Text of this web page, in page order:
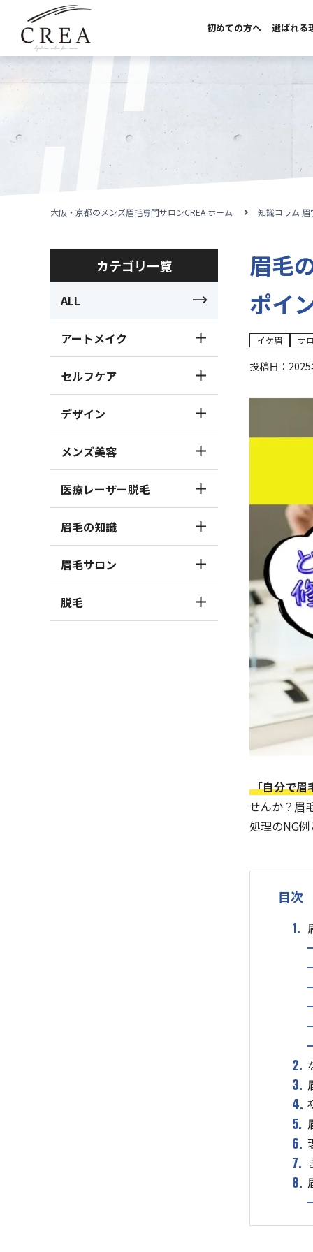
初めての方へ 選ばれる
初めての方へ
選ばれる理由
サロンのこだわり
料金メニュー
施術の流れ
よくある質問
大阪・京都のメンズ眉毛専門サロンCREA ホーム 知識コラム
眉毛
ポイ
イケ眉 サ
投稿日：
「自分で眉
せんか？眉
処理のNG
目次
1.
2.
3.
4.
5.
6.
7.
8.
カテゴリ一覧
ALL
アートメイク
セルフケア
デザイン
メンズ美容
医療レーザー脱毛
眉毛の知識
眉毛サロン
脱毛